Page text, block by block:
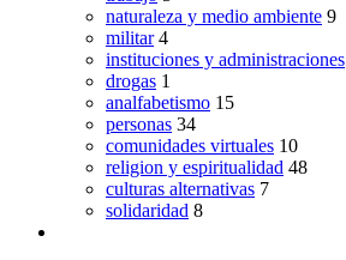
naturaleza y medio ambiente 9
militar 4
instituciones y administraciones
drogas 1
analfabetismo 15
personas 34
comunidades virtuales 10
religion y espiritualidad 48
culturas alternativas 7
solidaridad 8